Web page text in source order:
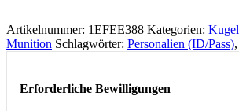
.416
Rem.
Menge
Artikelnummer: 1EFEE388 Kategorien:
Munition Schlagwörter: Personalien (ID/Pass),
Erforderliche Bewilligungen